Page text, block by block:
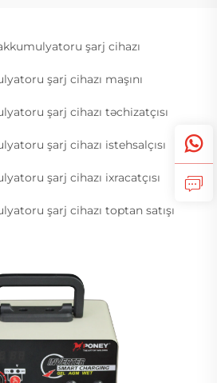
şarj cihazı
şarj cihazı maşını
şarj cihazı təchizatçısı
şarj cihazı istehsalçısı
şarj cihazı ixracatçısı
şarj cihazı toptan satışı